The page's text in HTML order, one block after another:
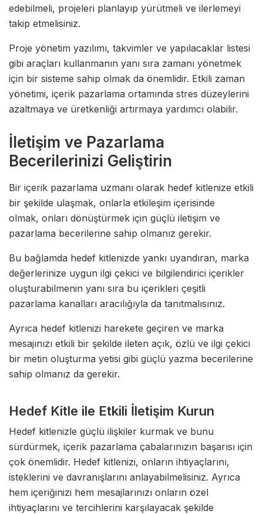
edebilmeli, projeleri planlayıp yürütmeli ve ilerlemeyi
takip etmelisiniz.
Proje yönetim yazılımı, takvimler ve yapılacaklar listesi
gibi araçları kullanmanın yanı sıra zamanı yönetmek
için bir sisteme sahip olmak da önemlidir. Etkili zaman
yönetimi, içerik pazarlama ortamında stres düzeylerini
azaltmaya ve üretkenliği artırmaya yardımcı olabilir.
İletişim ve Pazarlama
Becerilerinizi Geliştirin
Bir içerik pazarlama uzmanı olarak hedef kitlenize etkili
bir şekilde ulaşmak, onlarla etkileşim içerisinde
olmak, onları dönüştürmek için güçlü iletişim ve
pazarlama becerilerine sahip olmanız gerekir.
Bu bağlamda hedef kitlenizde yankı uyandıran, marka
değerlerinize uygun ilgi çekici ve bilgilendirici içerikler
oluşturabilmenin yanı sıra bu içerikleri çeşitli
pazarlama kanalları aracılığıyla da tanıtmalısınız.
Ayrıca hedef kitlenizi harekete geçiren ve marka
mesajınızı etkili bir şekilde ileten açık, özlü ve ilgi çekici
bir metin oluşturma yetisi gibi güçlü yazma becerilerine
sahip olmanız da gerekir.
Hedef Kitle ile Etkili İletişim Kurun
Hedef kitlenizle güçlü ilişkiler kurmak ve bunu
sürdürmek, içerik pazarlama çabalarınızın başarısı için
çok önemlidir. Hedef kitlenizi, onların ihtiyaçlarını,
isteklerini ve davranışlarını anlayabilmelisiniz. Ayrıca
hem içeriğinizi hem mesajlarınızı onların özel
ihtiyaçlarını ve tercihlerini karşılayacak şekilde